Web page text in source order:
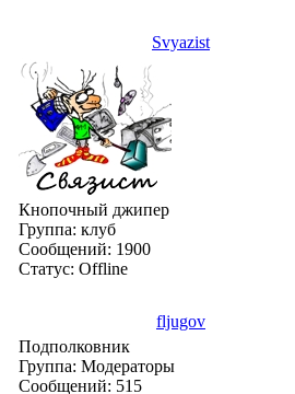
Svyazist
Кнопочный джипер
Группа: клуб
Сообщений: 1900
Статус: Offline
fljugov
Подполковник
Группа: Модераторы
Сообщений: 515